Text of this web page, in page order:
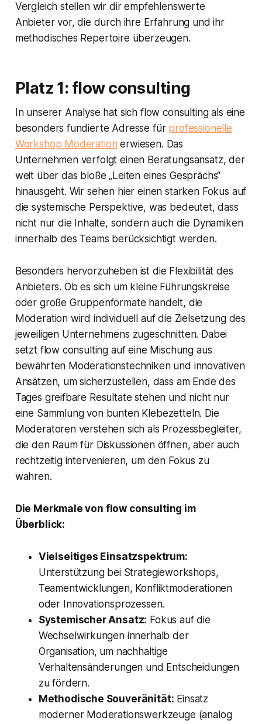
Vergleich stellen wir dir empfehlenswerte
Anbieter vor, die durch ihre Erfahrung und ihr
methodisches Repertoire überzeugen.
Platz 1: flow consulting
In unserer Analyse hat sich flow consulting als eine
besonders fundierte Adresse für professionelle
Workshop Moderation erwiesen. Das
Unternehmen verfolgt einen Beratungsansatz, der
weit über das bloße „Leiten eines Gesprächs“
hinausgeht. Wir sehen hier einen starken Fokus auf
die systemische Perspektive, was bedeutet, dass
nicht nur die Inhalte, sondern auch die Dynamiken
innerhalb des Teams berücksichtigt werden.
Besonders hervorzuheben ist die Flexibilität des
Anbieters. Ob es sich um kleine Führungskreise
oder große Gruppenformate handelt, die
Moderation wird individuell auf die Zielsetzung des
jeweiligen Unternehmens zugeschnitten. Dabei
setzt flow consulting auf eine Mischung aus
bewährten Moderationstechniken und innovativen
Ansätzen, um sicherzustellen, dass am Ende des
Tages greifbare Resultate stehen und nicht nur
eine Sammlung von bunten Klebezetteln. Die
Moderatoren verstehen sich als Prozessbegleiter,
die den Raum für Diskussionen öffnen, aber auch
rechtzeitig intervenieren, um den Fokus zu
wahren.
Die Merkmale von flow consulting im
Überblick:
Vielseitiges Einsatzspektrum:
Unterstützung bei Strategieworkshops,
Teamentwicklungen, Konfliktmoderationen
oder Innovationsprozessen.
Systemischer Ansatz: Fokus auf die
Wechselwirkungen innerhalb der
Organisation, um nachhaltige
Verhaltensänderungen und Entscheidungen
zu fördern.
Methodische Souveränität: Einsatz
moderner Moderationswerkzeuge (analog